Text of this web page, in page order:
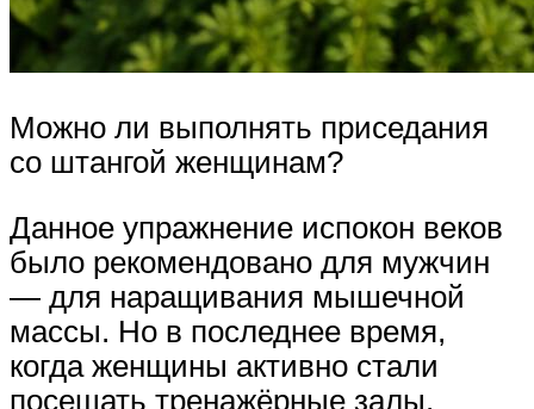
Можно ли выполнять приседания
со штангой женщинам?
Данное упражнение испокон веков
было рекомендовано для мужчин
— для наращивания мышечной
массы. Но в последнее время,
когда женщины активно стали
посещать тренажёрные залы,